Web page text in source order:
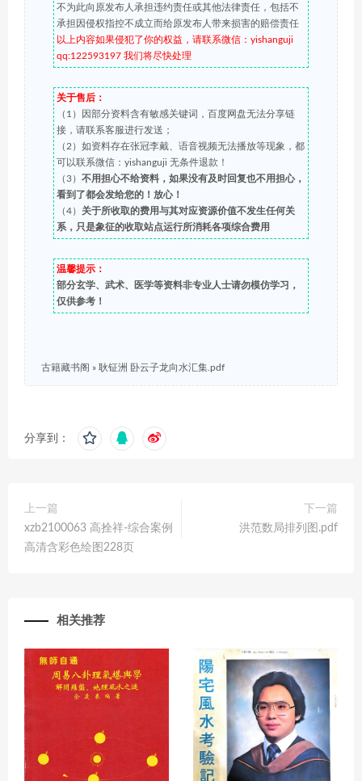
不为此向原发布人承担违约责任或其他法律责任，包括不
承担因侵权指控不成立而给原发布人带来损害的赔偿责任
以上内容如果侵犯了你的权益，请联系微信：yishanguji
qq:122593197 我们将尽快处理
关于售后：
（1）因部分资料含有敏感关键词，百度网盘无法分享链
接，请联系客服进行发送；
（2）如资料存在张冠李戴、语音视频无法播放等现象，都
可以联系微信：yishanguji 无条件退款！
（3） 不用担心不给资料，如果没有及时回复也不用担心，
看到了都会发给您的！放心！
（4） 关于所收取的费用与其对应资源价值不发生任何关
系，只是象征的收取站点运行所消耗各项综合费用
温馨提示：
部分玄学、武术、医学等资料非专业人士请勿模仿学习，
仅供参考！
古籍藏书阁 » 耿钲洲 卧云子龙向水汇集.pdf
分享到：
上一篇
xzb2100063 高拴祥-综合案例
高清含彩色绘图228页
下一篇
洪范数局排列图.pdf
相关推荐